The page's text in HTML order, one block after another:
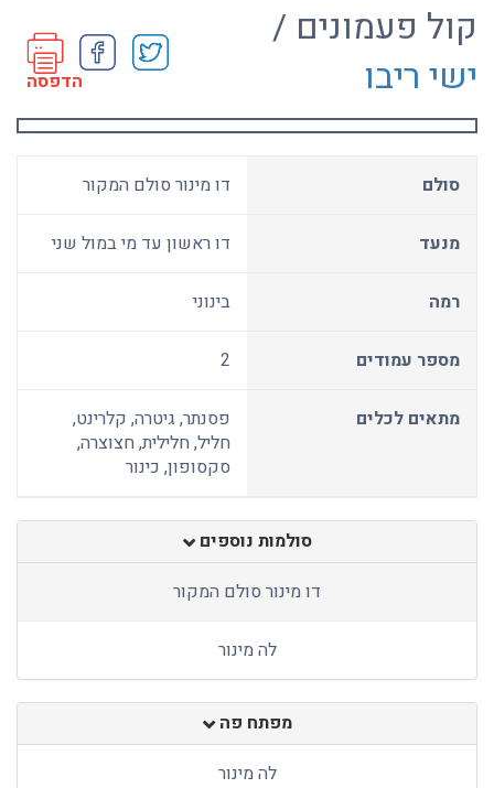
קול פעמונים /
ישי ריבו
הדפסה
סולם דו מינור סולם המקור
מנעד דו ראשון עד מי במול שני
רמה בינוני
מספר עמודים 2
מתאים לכלים
פסנתר, גיטרה, קלרינט,
חליל, חלילית, חצוצרה,
סקסופון, כינור
סולמות נוספים
דו מינור סולם המקור
לה מינור
מפתח פה
לה מינור